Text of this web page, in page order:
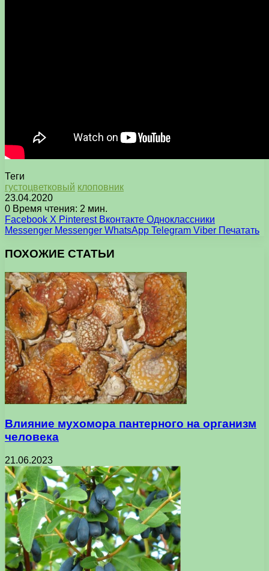
Теги
густоцветковый клоповник
23.04.2020
0 Время чтения: 2 мин.
Facebook X Pinterest Вконтакте Одноклассники
Messenger Messenger WhatsApp Telegram Viber Печатать
ПОХОЖИЕ СТАТЬИ
Влияние мухомора пантерного на организм
человека
21.06.2023